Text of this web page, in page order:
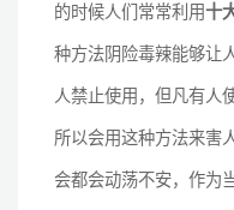
的时候人们常常利用十
种方法阴险毒辣能够让
人禁止使用，但凡有人
所以会用这种方法来害
会都会动荡不安，作为